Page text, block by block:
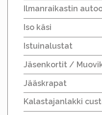
Ilmanraikastin
Iso käsi
Istuinalustat
Jäsenkortit /
Jääskrapat
Kalastajanlakki